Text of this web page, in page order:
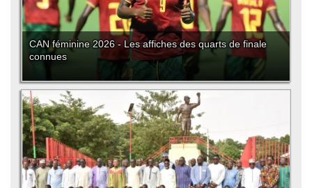
CAN féminine 2026 - Les affiches des quarts de finale
connues